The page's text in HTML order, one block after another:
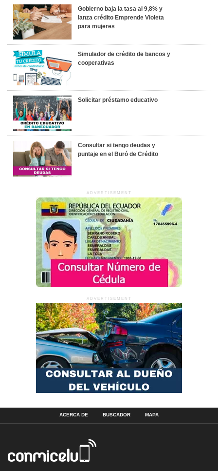
Gobierno baja la tasa al 9,8% y
lanza crédito Emprende Violeta
para mujeres
Simulador de crédito de bancos y
cooperativas
Solicitar préstamo educativo
Consultar si tengo deudas y
puntaje en el Buró de Crédito
ADVERTISEMENT
ADVERTISEMENT
ACERCA DE BUSCADOR MAPA